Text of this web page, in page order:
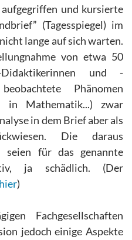
und kursierte
(Tagesspiegel) im
lange auf sich warten.
von etwa 50
Didaktikerinnen und -
Phänomen
in Mathematik...) zwar
in dem Brief aber als
Die daraus
seien für das genannte
ja schädlich. (Der
hier)
Fachgesellschaften
jedoch einige Aspekte